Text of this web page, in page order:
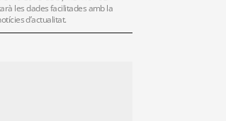
les dades facilitades amb la
d’actualitat.